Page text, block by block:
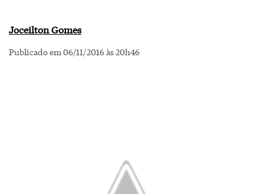
Joceilton Gomes
Publicado em 06/11/2016 às 20h46